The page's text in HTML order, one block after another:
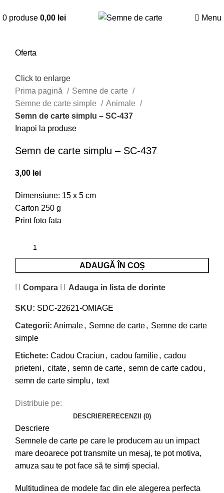
0 produse 0,00 lei Menu
Oferta
Click to enlarge
Prima pagină
Semne de carte
Semne de carte simple
Animale
Semn de carte simplu – SC-437
Inapoi la produse
Semn de carte simplu – SC-437
3,00 lei
Dimensiune: 15 x 5 cm
Carton 250 g
Print foto fata
ADAUGĂ ÎN COȘ
Compara Adauga in lista de dorinte
SKU: SDC-22621-OMIAGE
Categorii: Animale, Semne de carte, Semne de carte
simple
Etichete: Cadou Craciun , cadou familie, cadou
prieteni , citate, semn de carte, semn de carte cadou ,
semn de carte simplu , text
Distribuie pe:
DESCRIERERECENZII (0)
Descriere
Semnele de carte pe care le producem au un impact
mare deoarece pot transmite un mesaj, te pot motiva,
amuza sau te pot face să te simți special.
Multitudinea de modele fac din ele alegerea perfecta